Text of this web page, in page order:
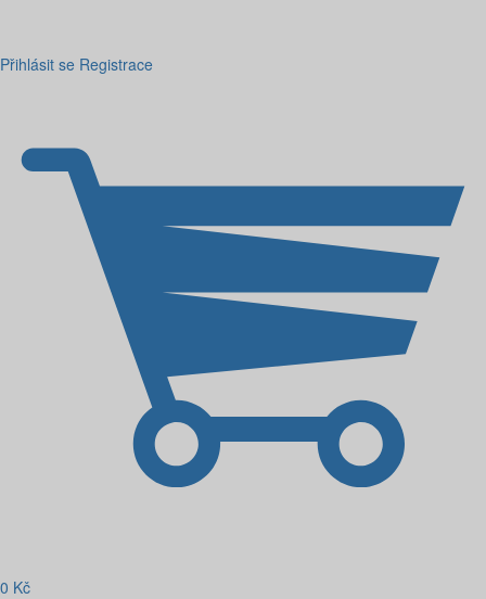
Přihlásit se Registrace
0 Kč